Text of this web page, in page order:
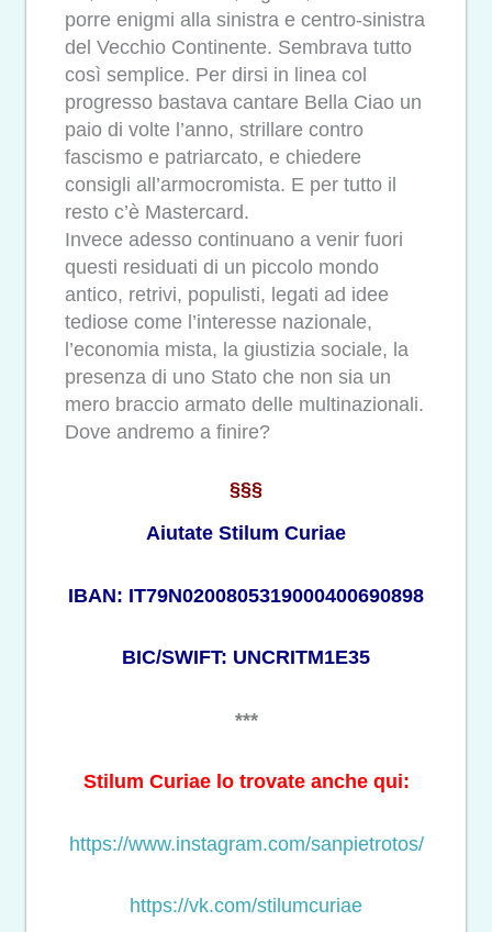
porre enigmi alla sinistra e centro-sinistra
del Vecchio Continente. Sembrava tutto
così semplice. Per dirsi in linea col
progresso bastava cantare Bella Ciao un
paio di volte l’anno, strillare contro
fascismo e patriarcato, e chiedere
consigli all’armocromista. E per tutto il
resto c’è Mastercard.
Invece adesso continuano a venir fuori
questi residuati di un piccolo mondo
antico, retrivi, populisti, legati ad idee
tediose come l’interesse nazionale,
l’economia mista, la giustizia sociale, la
presenza di uno Stato che non sia un
mero braccio armato delle multinazionali.
Dove andremo a finire?
§§§
Aiutate Stilum Curiae
IBAN: IT79N0200805319000400690898
BIC/SWIFT: UNCRITM1E35
***
Stilum Curiae lo trovate anche qui:
https://www.instagram.com/sanpietrotos/
https://vk.com/stilumcuriae